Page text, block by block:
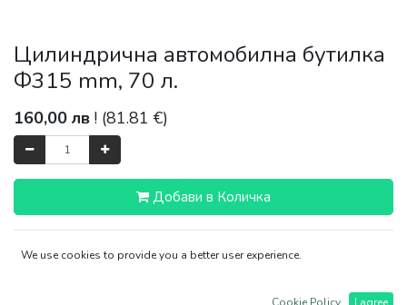
Цилиндрична автомобилна бутилка
Ф315 mm, 70 л.
160,00 лв ! (81.81 €)
Добави в Количка
Изпращане 1-3 работни дни
We use cookies to provide you a better user experience.